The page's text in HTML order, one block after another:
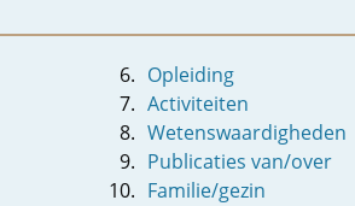
Opleiding
Activiteiten
Wetenswaardigheden
Publicaties van/over
Familie/gezin